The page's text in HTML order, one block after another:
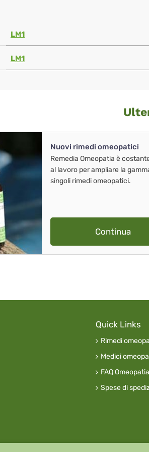
LM1
LM1
Nuovi rimedi omeopatici
Remedia Omeopatia è
al lavoro per ampliare la
singoli rimedi omeopatici.
Continua
Quick Links
Rimedi
Medici
FAQ Omeopatia
Spese di